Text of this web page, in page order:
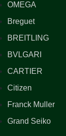
OMEGA
Breguet
BREITLING
BVLGARI
CARTIER
Citizen
Franck Muller
Grand Seiko